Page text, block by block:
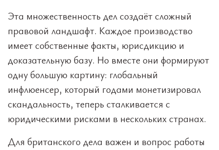
Эта множественность дел создаёт сложный
правовой ландшафт. Каждое производство
имеет собственные факты, юрисдикцию и
доказательную базу. Но вместе они формируют
одну большую картину: глобальный
инфлюенсер, который годами монетизировал
скандальность, теперь сталкивается с
юридическими рисками в нескольких странах.
Для британского дела важен и вопрос работы